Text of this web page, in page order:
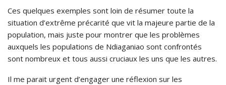
Ces quelques exemples sont loin de résumer toute la
situation d’extrême précarité que vit la majeure partie de la
population, mais juste pour montrer que les problèmes
auxquels les populations de Ndiaganiao sont confrontés
sont nombreux et tous aussi cruciaux les uns que les autres.
Il me parait urgent d’engager une réflexion sur les